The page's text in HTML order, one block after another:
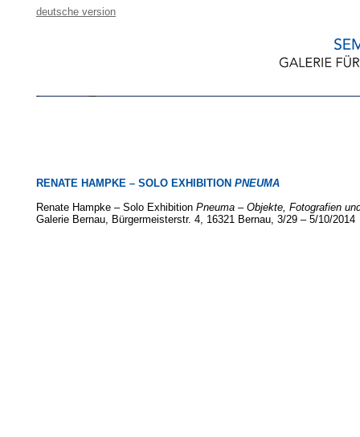
deutsche version
RENATE HAMPKE – SOLO EXHIBITION PNEUMA
Renate Hampke – Solo Exhibition Pneuma – Objekte, Fotografien
Galerie Bernau, Bürgermeisterstr. 4, 16321 Bernau, 3/29 – 5/10/2014